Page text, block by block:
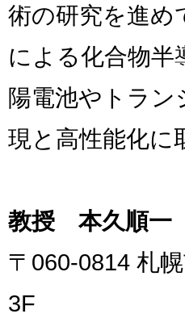
術の研究を進め
による化合物半
陽電池やトラ
現と高性能化に
教授 本久順一
〒060-0814 札
3F